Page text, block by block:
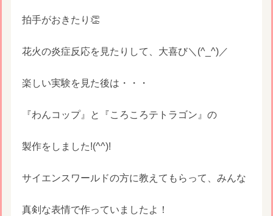
拍手がおきたり👏
花火の炎症反応を見たりして、大喜び＼(^_^)／
楽しい実験を見た後は・・・
『わんコップ』と『ころころテトラゴン』の
製作をしました!(^^)!
サイエンスワールドの方に教えてもらって、みんな
真剣な表情で作っていましたよ！